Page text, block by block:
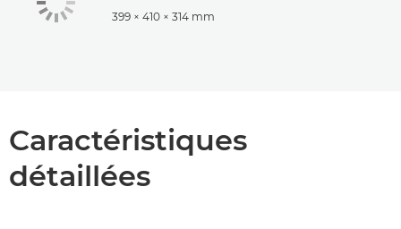
399 × 410 × 314 mm
Caractéristiques
détaillées